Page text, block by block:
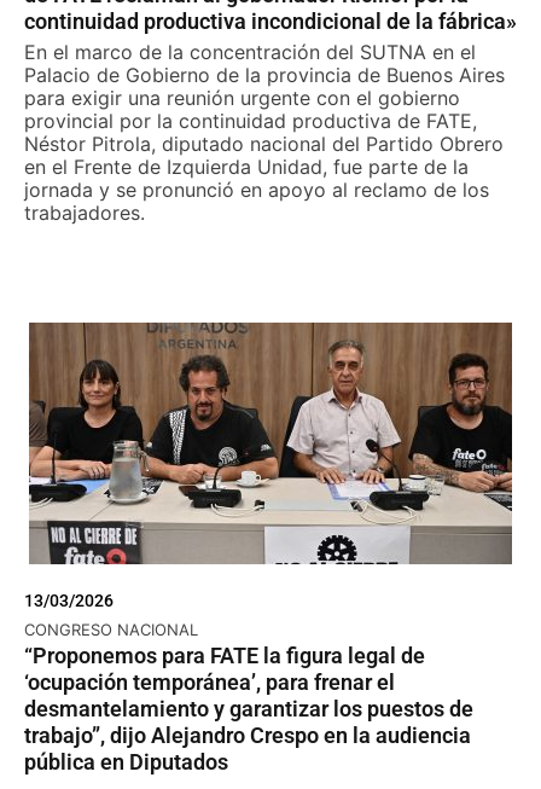
continuidad productiva incondicional de la fábrica»
En el marco de la concentración del SUTNA en el
Palacio de Gobierno de la provincia de Buenos Aires
para exigir una reunión urgente con el gobierno
provincial por la continuidad productiva de FATE,
Néstor Pitrola, diputado nacional del Partido Obrero
en el Frente de Izquierda Unidad, fue parte de la
jornada y se pronunció en apoyo al reclamo de los
trabajadores.
13/03/2026
CONGRESO NACIONAL
“Proponemos para FATE la figura legal de
‘ocupación temporánea’, para frenar el
desmantelamiento y garantizar los puestos de
trabajo”, dijo Alejandro Crespo en la audiencia
pública en Diputados